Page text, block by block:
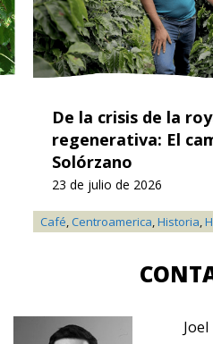
Café,Centroamerica,Historia,
De la crisis de la
regenerativa: El
Solórzano
23 de julio de 2026